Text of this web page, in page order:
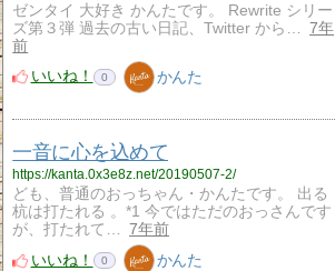
ゼンタイ 大好き かんたです。 Rewrite シリー
ズ第３弾 過去の古い日記、Twitter から…
7年
前
いいね！
0 かんた
一音に心を込めて
https://kanta.0x3e8z.net/20190507-2/
ども、普通のおっちゃん・かんたです。 出る
杭は打たれる 。*1 今ではただのおっさんです
が、打たれて…
7年前
いいね！
0 かんた